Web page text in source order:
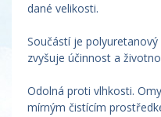
dané velikosti.
Součástí je
zvyšuje účinnost a
Odolná proti vlhkosti.
mírným čistícím